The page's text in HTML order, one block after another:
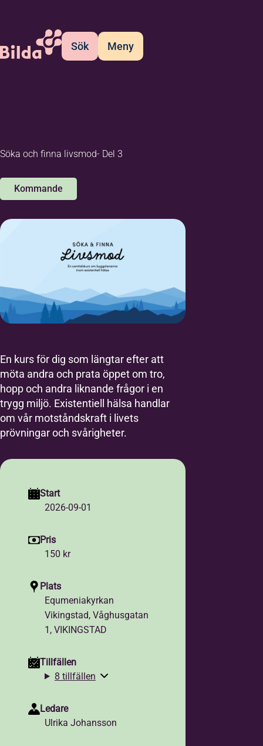
Sök Meny
Söka och finna livsmod- Del 3
Kommande
En kurs för dig som längtar efter att
möta andra och prata öppet om tro,
hopp och andra liknande frågor i en
trygg miljö. Existentiell hälsa handlar
om vår motståndskraft i livets
prövningar och svårigheter.
Start
2026-09-01
Pris
150 kr
Plats
Equmeniakyrkan
Vikingstad, Våghusgatan
1, VIKINGSTAD
Tillfällen
8 tillfällen
Ledare
Ulrika Johansson